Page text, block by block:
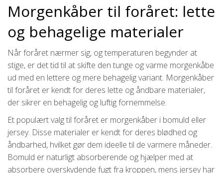
Morgenkåber til foråret: lette
og behagelige materialer
Når foråret nærmer sig, og temperaturen begynder at
stige, er det tid til at skifte den tunge og varme morgenkåbe
ud med en lettere og mere behagelig variant. Morgenkåber
til foråret er kendt for deres lette og åndbare materialer,
der sikrer en behagelig og luftig fornemmelse.
Et populært valg til foråret er morgenkåber i bomuld eller
jersey. Disse materialer er kendt for deres blødhed og
åndbarhed, hvilket gør dem ideelle til de varmere måneder.
Bomuld er naturligt absorberende og hjælper med at
absorbere overskydende fugt fra kroppen, mens jersey har